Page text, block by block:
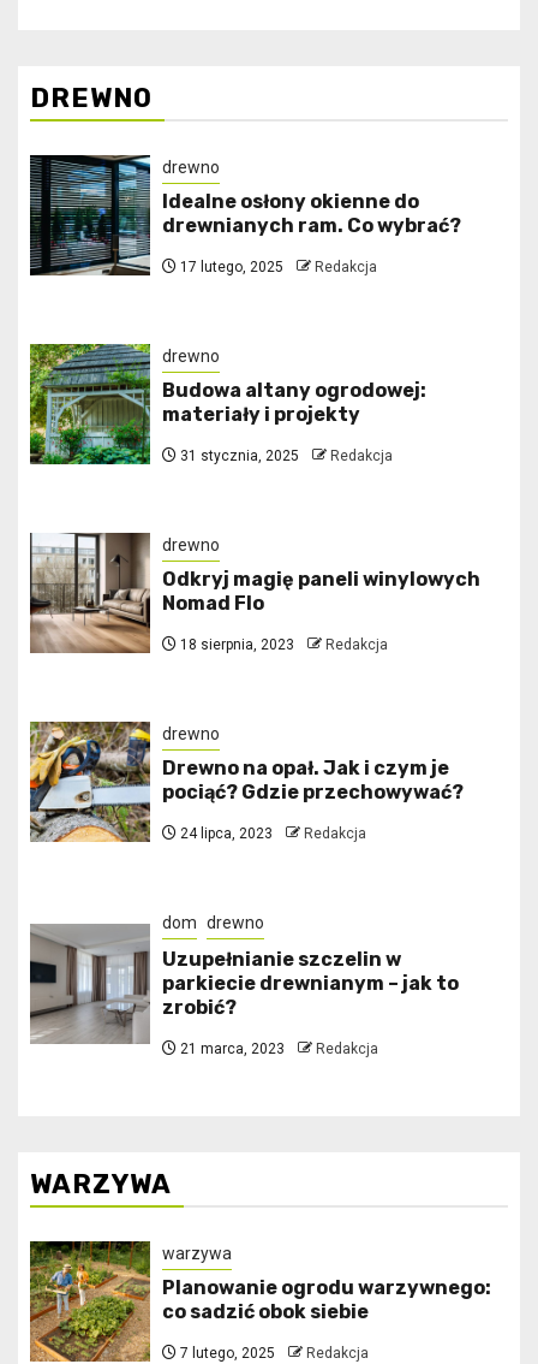
DREWNO
drewno
Idealne osłony okienne do
drewnianych ram. Co wybrać?
17 lutego, 2025 Redakcja
drewno
Budowa altany ogrodowej:
materiały i projekty
31 stycznia, 2025 Redakcja
drewno
Odkryj magię paneli winylowych
Nomad Flo
18 sierpnia, 2023 Redakcja
drewno
Drewno na opał. Jak i czym je
pociąć? Gdzie przechowywać?
24 lipca, 2023 Redakcja
dom drewno
Uzupełnianie szczelin w
parkiecie drewnianym – jak to
zrobić?
21 marca, 2023 Redakcja
WARZYWA
warzywa
Planowanie ogrodu warzywnego:
co sadzić obok siebie
7 lutego, 2025 Redakcja